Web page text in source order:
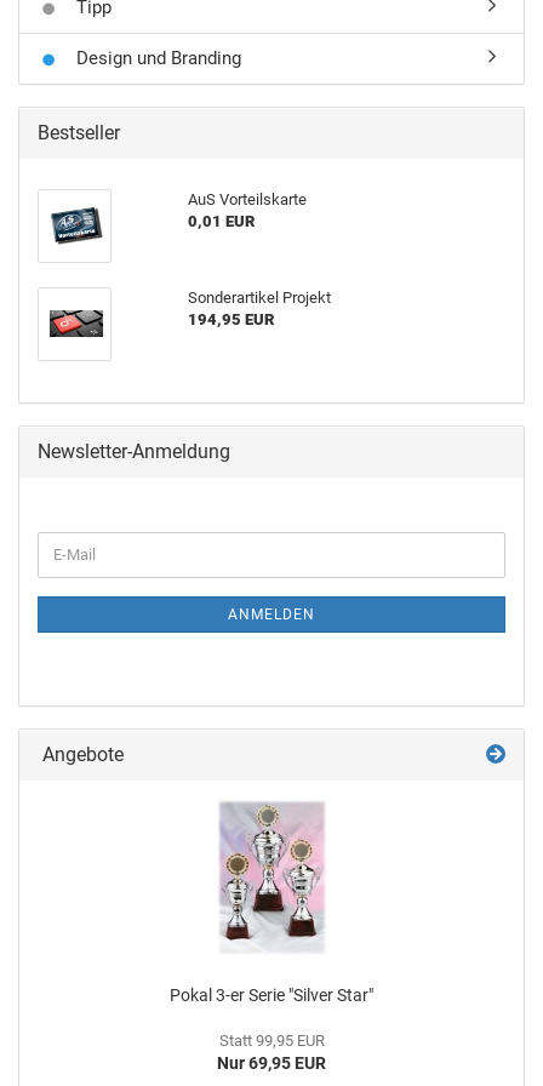
Tipp
Design und Branding
Bestseller
AuS Vor­teils­kar­te
0,01 EUR
Son­der­ar­ti­kel Pro­jekt
194,95 EUR
Newsletter-Anmeldung
ANMELDEN
Angebote
Pokal 3-er Serie "Sil­ver Star"
Statt 99,95 EUR
Nur 69,95 EUR